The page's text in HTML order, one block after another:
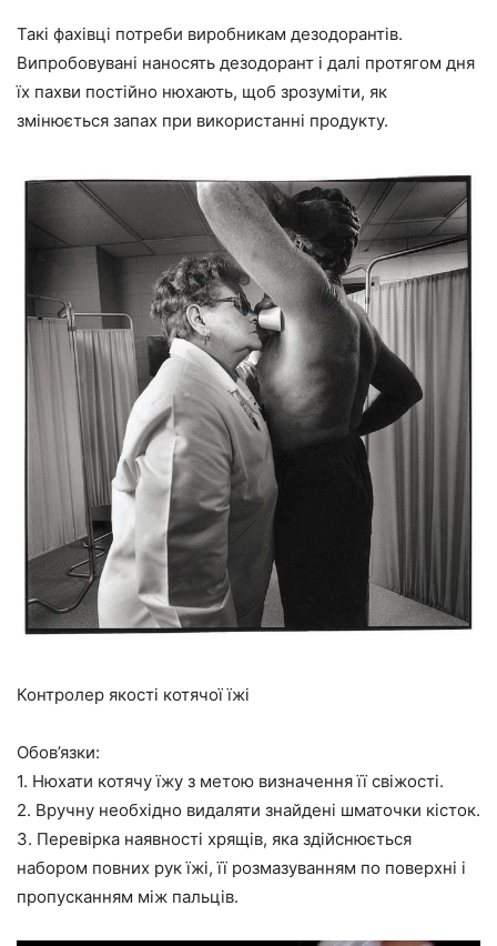
Такі фахівці потреби виробникам дезодорантів.
Випробовувані наносять дезодорант і далі протягом дня
їх пахви постійно нюхають, щоб зрозуміти, як
змінюється запах при використанні продукту.
Контролер якості котячої їжі
Обов’язки:
1. Нюхати котячу їжу з метою визначення її свіжості.
2. Вручну необхідно видаляти знайдені шматочки кісток.
3. Перевірка наявності хрящів, яка здійснюється
набором повних рук їжі, її розмазуванням по поверхні і
пропусканням між пальців.